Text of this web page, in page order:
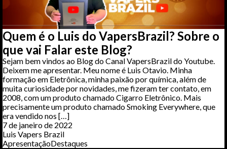
Quem é o Luis do VapersBrazil? Sobre o
que vai Falar este Blog?
Sejam bem vindos ao Blog do Canal VapersBrazil do Youtube.
Deixem me apresentar. Meu nome é Luis Otavio. Minha
formação em Eletrônica, minha paixão por química, além de
muita curiosidade por novidades, me fizeram ter contato, em
2008, com um produto chamado Cigarro Eletrônico. Mais
precisamente um produto chamado Smoking Everywhere, que
era vendido nos […]
7 de janeiro de 2022
Luis Vapers Brazil
ApresentaçãoDestaques